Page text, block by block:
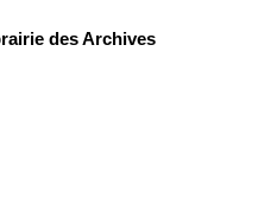
des Archives